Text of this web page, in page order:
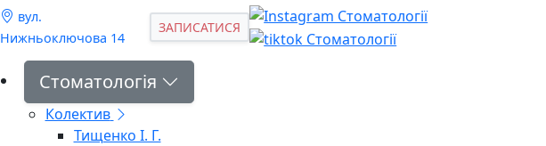
вул.
Нижньоключова 14
ЗАПИСАТИСЯ
Стоматологія
Колектив
Тищенко І. Г.